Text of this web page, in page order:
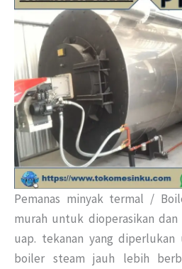
Pemanas minyak termal /
murah untuk dioperasikan
uap. tekanan yang diperlukan
boiler steam jauh lebih